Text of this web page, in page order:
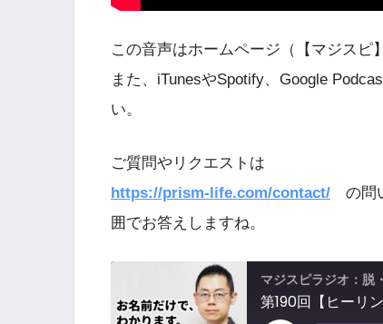
この音声はホームページ（【マジスピ
また、iTunesやSpotify、Google
い。
ご質問やリクエストは
https://prism-life.com/contact/ の問
囲でお答えしますね。
マジスピラジオ：脱